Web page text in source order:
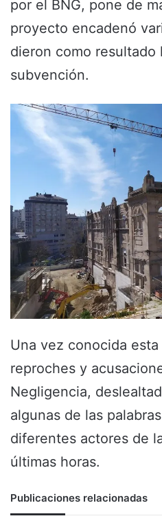
por el BNG, pone de
proyecto encadenó
dieron como resultado
subvención.
Una vez conocida
reproches y
Negligencia,
algunas de las
diferentes actores de
últimas horas.
Publicaciones relacionadas